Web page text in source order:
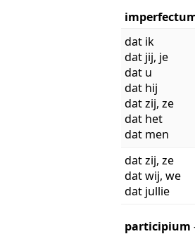
dat ik
dat jij, je
dat u
dat hij
dat zij, ze
dat het
dat men
dat zij, ze
dat wij, we
dat jullie
participium